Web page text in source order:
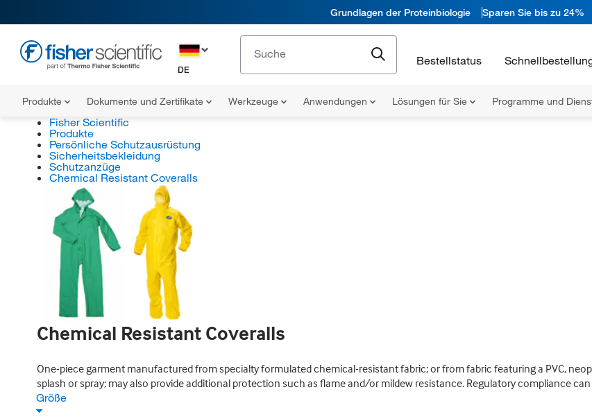
Grundlagen der Proteinbiologie Sparen Sie bis zu 24%
DE
Bestellstatus
Produkte Dokumente und Zertifikate Werkzeuge Anwendungen Lösungen für Sie Programme und
Fisher Scientific
Produkte
Persönliche Schutzausrüstung
Sicherheitsbekleidung
Schutzanzüge
Chemical Resistant Coveralls
Chemical Resistant Coveralls
One-piece garment manufactured from specialty formulated chemical-resistant fabric; or from fabric featuring a PVC,
splash or spray; may also provide additional protection such as flame and/or mildew resistance. Regulatory compliance
Größe